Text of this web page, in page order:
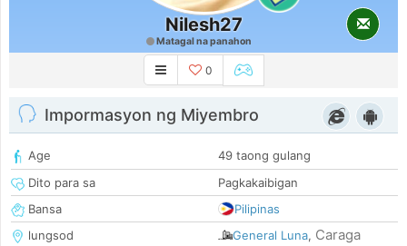
Nilesh27
Matagal na panahon
0
Impormasyon ng Miyembro
Age
49 taong gulang
Dito para sa
Pagkakaibigan
Bansa
Pilipinas
lungsod
General Luna, Caraga